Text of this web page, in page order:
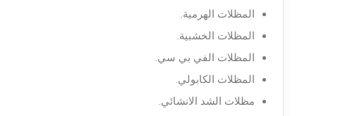
المظلات الهرمية.
المظلات الخشبية.
المظلات الفي بي سي.
المظلات الكابولي.
مظلات الشد الانشائي.